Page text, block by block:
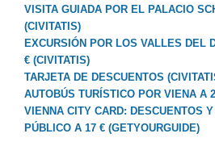
VISITA GUIADA POR EL PALACIO
(CIVITATIS)
EXCURSIÓN POR LOS VALLES DEL
€ (CIVITATIS)
TARJETA DE DESCUENTOS
AUTOBÚS TURÍSTICO POR VIENA A
VIENNA CITY CARD: DESCUENTOS
PÚBLICO A 17 € (GETYOURGUIDE)